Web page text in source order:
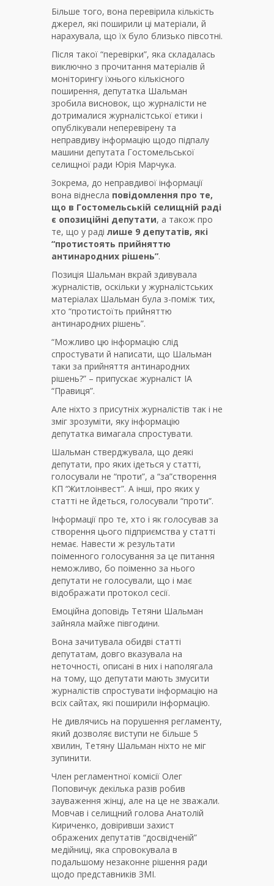
Більше того, вона перевірила кількість
джерел, які поширили ці матеріали, й
нарахувала, що їх було близько півсотні.
Після такої “перевірки”, яка складалась
виключно з прочитання матеріалів й
моніторингу їхнього кількісного
поширення, депутатка Шальман
зробила висновок, що журналісти не
дотрималися журналістської етики і
опублікували неперевірену та
неправдиву інформацію щодо підпалу
машини депутата Гостомельської
селищної ради Юрія Марчука.
Зокрема, до неправдивої інформації
вона віднесла повідомлення про те,
що в Гостомельській селищній раді
є опозиційні депутати, а також про
те, що у раді лише 9 депутатів, які
“протистоять прийняттю
антинародних рішень”.
Позиція Шальман вкрай здивувала
журналістів, оскільки у журналістських
матеріалах Шальман була з-поміж тих,
хто “протистоїть прийняттю
антинародних рішень”.
“Можливо цю інформацію слід
спростувати й написати, що Шальман
таки за прийняття антинародних
рішень?” – припускає журналіст ІА
“Правиця”.
Але ніхто з присутніх журналістів так і не
зміг зрозуміти, яку інформацію
депутатка вимагала спростувати.
Шальман стверджувала, що деякі
депутати, про яких ідеться у статті,
голосували не “проти”, а “за”створення
КП “Житлоінвест”. А інші, про яких у
статті не йдеться, голосували “проти”.
Інформації про те, хто і як голосував за
створення цього підприємства у статті
немає. Навести ж результати
поіменного голосування за це питання
неможливо, бо поіменно за нього
депутати не голосували, що і має
відображати протокол сесії.
Емоційна доповідь Тетяни Шальман
зайняла майже півгодини.
Вона зачитувала обидві статті
депутатам, довго вказувала на
неточності, описані в них і наполягала
на тому, що депутати мають змусити
журналістів спростувати інформацію на
всіх сайтах, які поширили інформацію.
Не дивлячись на порушення регламенту,
який дозволяє виступи не більше 5
хвилин, Тетяну Шальман ніхто не міг
зупинити.
Член регламентної комісії Олег
Поповичук декілька разів робив
зауваження жінці, але на це не зважали.
Мовчав і селищний голова Анатолій
Кириченко, довіривши захист
ображених депутатів “досвідченій”
медійниці, яка спровокувала в
подальшому незаконне рішення ради
щодо представників ЗМІ.